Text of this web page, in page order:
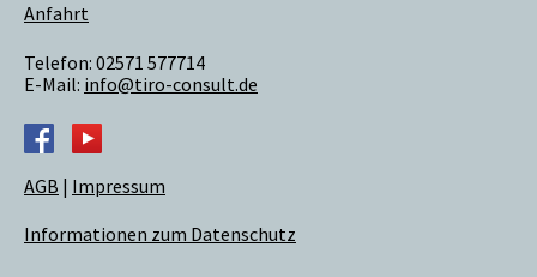
Anfahrt
Telefon: 02571 577714
E-Mail: info@tiro-consult.de
AGB | Impressum
Informationen zum Datenschutz